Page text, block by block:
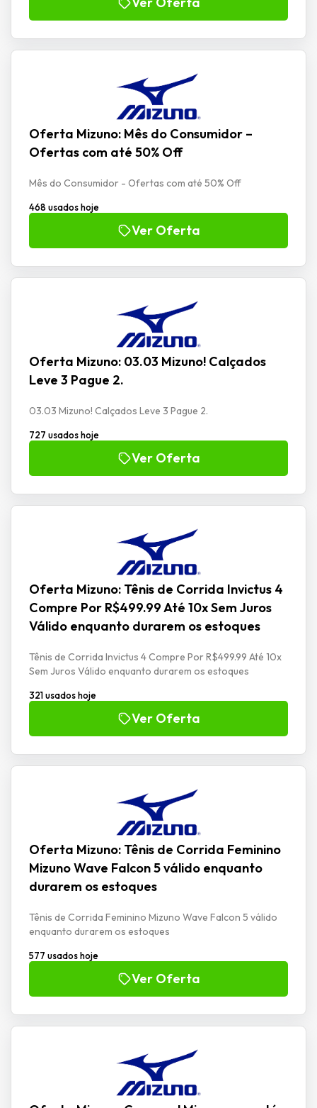
Oferta Mizuno: Mês do Consumidor –
Ofertas com até 50% Off
Mês do Consumidor - Ofertas com até 50% Off
468 usados hoje
Ver Oferta
Oferta Mizuno: 03.03 Mizuno! Calçados
Leve 3 Pague 2.
03.03 Mizuno! Calçados Leve 3 Pague 2.
727 usados hoje
Ver Oferta
Oferta Mizuno: Tênis de Corrida Invictus 4
Compre Por R$499.99 Até 10x Sem Juros
Válido enquanto durarem os estoques
Tênis de Corrida Invictus 4 Compre Por R$499.99 Até 10x
Sem Juros Válido enquanto durarem os estoques
321 usados hoje
Ver Oferta
Oferta Mizuno: Tênis de Corrida Feminino
Mizuno Wave Falcon 5 válido enquanto
durarem os estoques
Tênis de Corrida Feminino Mizuno Wave Falcon 5 válido
enquanto durarem os estoques
577 usados hoje
Ver Oferta